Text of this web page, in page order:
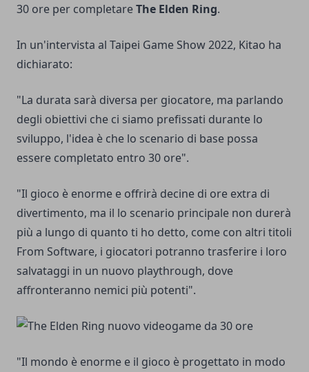
30 ore per completareThe Elden Ring.
In un'intervista al Taipei Game Show 2022, Kitao ha
dichiarato:
"La durata sarà diversa per giocatore, ma parlando
degli obiettivi che ci siamo prefissati durante lo
sviluppo, l'idea è che lo scenario di base possa
essere completato entro 30 ore".
"Il gioco è enorme e offrirà decine di ore extra di
divertimento, ma il lo scenario principale non durerà
più a lungo di quanto ti ho detto, come con altri titoli
From Software, i giocatori potranno trasferire i loro
salvataggi in un nuovo playthrough, dove
affronteranno nemici più potenti".
"Il mondo è enorme e il gioco è progettato in modo